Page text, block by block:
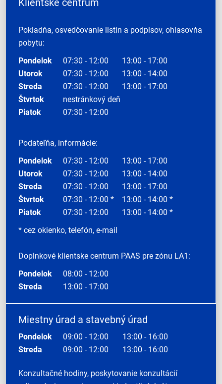
Klientske centrum
Pokladňa, osvedčovanie listín a podpisov, ohlasovňa
pobytu:
Pondelok
07:30 - 12:00
13:00 - 17:00
Utorok
07:30 - 12:00
13:00 - 14:00
Streda
07:30 - 12:00
13:00 - 17:00
Štvrtok
nestránkový deň
Piatok
07:30 - 12:00
Podateľňa, informácie:
Pondelok
07:30 - 12:00
13:00 - 17:00
Utorok
07:30 - 12:00
13:00 - 14:00
Streda
07:30 - 12:00
13:00 - 17:00
Štvrtok
07:30 - 12:00 *
13:00 - 14:00 *
Piatok
07:30 - 12:00
13:00 - 14:00 *
* cez okienko, telefón, e-mail
Doplnkové klientske centrum PAAS pre zónu LA1:
Pondelok
08:00 - 12:00
Streda
13:00 - 17:00
Miestny úrad a stavebný úrad
Pondelok 09:00 - 12:00
13:00 - 16:00
Streda
09:00 - 12:00 13:00 - 16:00
Konzultačné hodiny, poskytovanie konzultácií